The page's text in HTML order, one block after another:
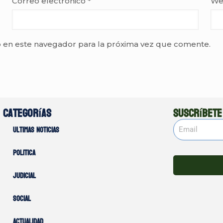
este navegador para la próxima vez que comente.
Categorías
Ultimas noticias
Politica
Judicial
Social